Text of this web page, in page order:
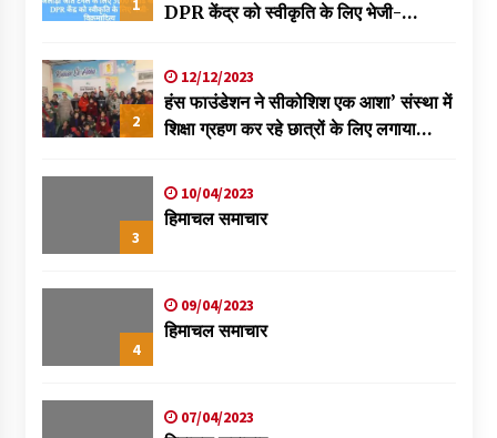
DPR केंद्र को स्वीकृति के लिए भेजी-
2
12/12/2023
हंस फाउंडेशन ने सीकोशिश एक आशा’ संस्था में
शिक्षा ग्रहण कर रहे छात्रों के लिए लगाया
3
10/04/2023
हिमाचल समाचार
4
09/04/2023
हिमाचल समाचार
07/04/2023